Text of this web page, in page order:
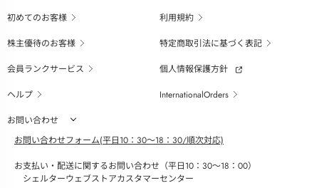
初めてのお客様
利用規約
株主優待のお客様
特定商取引法に基づく表記
会員ランクサービス
個人情報保護方針
ヘルプ
InternationalOrders
お問い合わせ
お問い合わせフォーム(平日10：30～18：30/順次対応)
お支払い・配送に関するお問い合わせ（平日10：30～18：00）
シェルターウェブストアカスタマーセンター